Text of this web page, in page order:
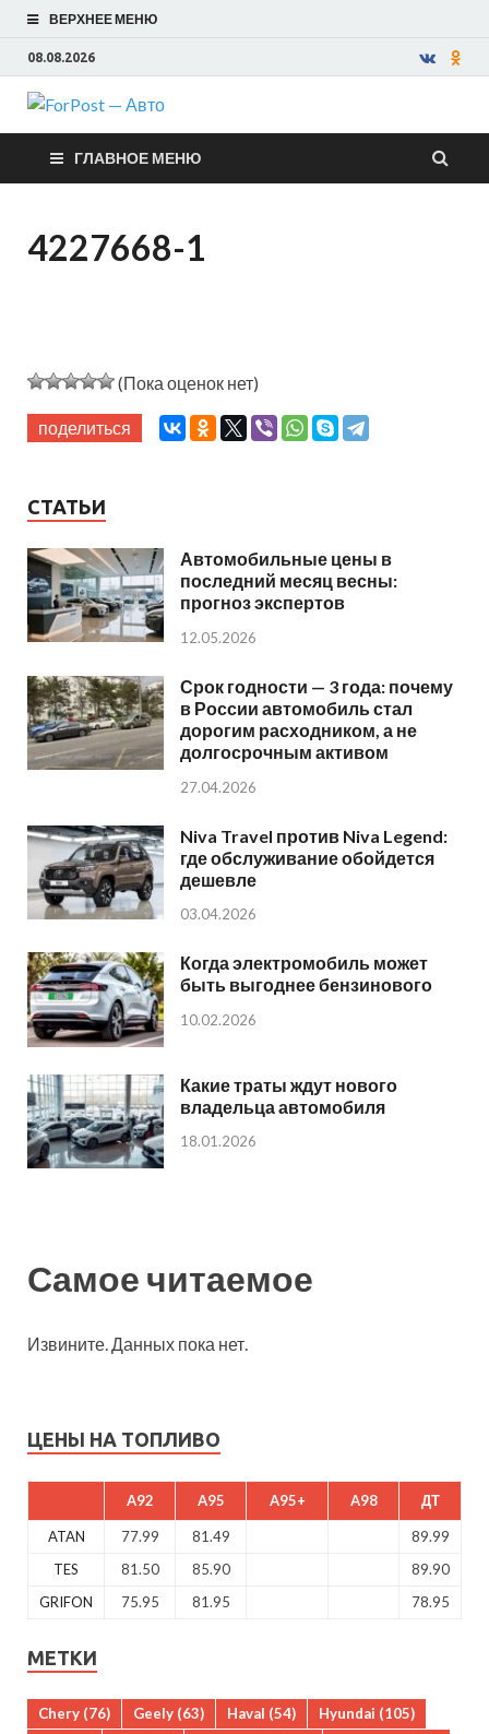
ВЕРХНЕЕ МЕНЮ
08.08.2026
ForPost —
Авто
ГЛАВНОЕ МЕНЮ
4227668-1
(Пока оценок нет)
поделиться
СТАТЬИ
Автомобильные цены в
последний месяц весны:
прогноз экспертов
12.05.2026
Срок годности — 3 года: почему
в России автомобиль стал
дорогим расходником, а не
долгосрочным активом
27.04.2026
Niva Travel против Niva Legend:
где обслуживание обойдется
дешевле
03.04.2026
Когда электромобиль может
быть выгоднее бензинового
10.02.2026
Какие траты ждут нового
владельца автомобиля
18.01.2026
Самое читаемое
Извините. Данных пока нет.
ЦЕНЫ НА ТОПЛИВО
A92 A95 A95+ A98 ДТ
ATAN 77.99 81.49
89.99
TES
81.50 85.90
89.90
GRIFON
75.95 81.95 78.95
МЕТКИ
Chery (76) Geely (63) Haval (54) Hyundai (105)